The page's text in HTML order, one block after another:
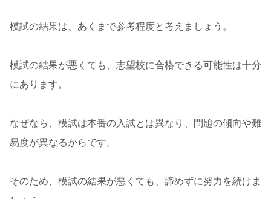
模試の結果は、あくまで参考程度と考えましょう。
模試の結果が悪くても、志望校に合格できる可能性は十分
にあります。
なぜなら、模試は本番の入試とは異なり、問題の傾向や難
易度が異なるからです。
そのため、模試の結果が悪くても、諦めずに努力を続けま